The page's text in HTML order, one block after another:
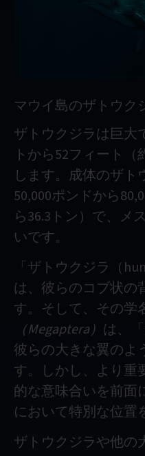
マウイ島のザトウク
ザトウクジラは巨大
トから52フィート
します。成体のザト
50,000ポンドから
ら36.3トン）で、メ
いです。
「ザトウクジラ（
は、彼らのコブ状の
す。そして、その学
（Megaptera） は、
彼らの大きな翼のよ
す。しかし、より重
的な意味合いを前面
において特別な位置
ザトウクジラや他の